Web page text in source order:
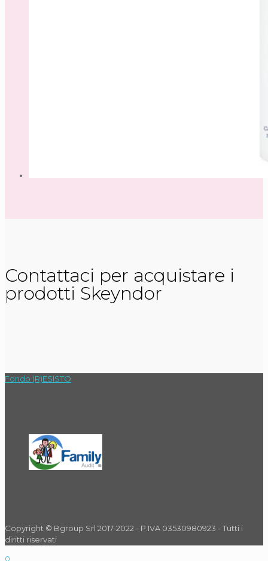
Contattaci per acquistare i
prodotti Skeyndor
Fondo (R)ESISTO
Copyright © Bgroup Srl 2017-2022 - P.IVA 03530980923 - Tutti i
diritti riservati
0